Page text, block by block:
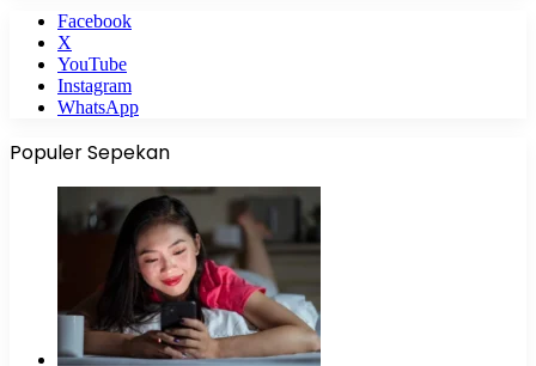
Facebook
X
YouTube
Instagram
WhatsApp
Populer Sepekan